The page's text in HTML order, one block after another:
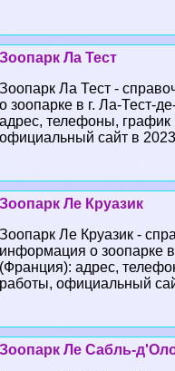
Зоопарк Ла Тест
Зоопарк Ла Тест -
о зоопарке в г. Ла-Тест-
адрес, телефоны, график
официальный сайт в 2023
Зоопарк Ле Круазик
Зоопарк Ле Круазик -
информация о зоопарке в
(Франция): адрес,
работы, официальный
Зоопарк Ле Сабль-